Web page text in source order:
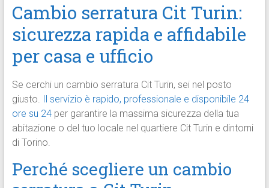
Cambio serratura Cit Turin:
sicurezza rapida e affidabile
per casa e ufficio
Se cerchi un cambio serratura Cit Turin, sei nel posto
giusto.
Il servizio è rapido, professionale e disponibile 24
ore su 24per garantire la massima sicurezza della tua
abitazione o del tuo locale nel quartiere Cit Turin e dintorni
di Torino.
Perché scegliere un cambio